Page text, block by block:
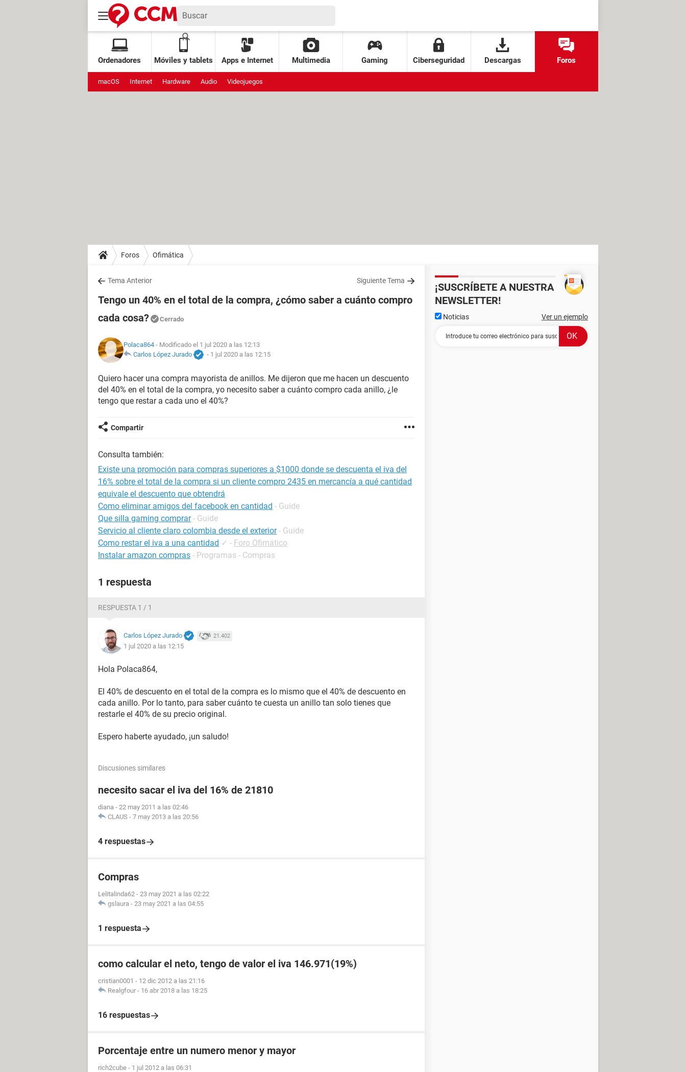
Ordenadores Móviles y tablets Apps e Internet Multimedia Gaming Ciberseguridad Descargas Foros
macOS Internet Hardware Audio Videojuegos
Foros Ofimática
Tema Anterior Siguiente Tema
Tengo un 40% en el total de la compra, ¿cómo saber a cuánto compro
cada cosa?
Cerrado
Polaca864 - Modificado el 1 jul 2020 a las 12:13
Carlos López Jurado
- 1 jul 2020 a las 12:15
Quiero hacer una compra mayorista de anillos. Me dijeron que me hacen un descuento
del 40% en el total de la compra, yo necesito saber a cuánto compro cada anillo, ¿le
tengo que restar a cada uno el 40%?
Compartir
Consulta también:
Existe una promoción para compras superiores a $1000 donde se descuenta el iva del
16% sobre el total de la compra si un cliente compro 2435 en mercancía a qué cantidad
equivale el descuento que obtendrá
Como eliminar amigos del facebook en cantidad - Guide
Que silla gaming comprar - Guide
Servicio al cliente claro colombia desde el exterior - Guide
Como restar el iva a una cantidad ✓ - Foro Ofimático
Instalar amazon compras - Programas - Compras
1 respuesta
RESPUESTA 1 / 1
Carlos López Jurado 21.402
1 jul 2020 a las 12:15
Hola Polaca864,
El 40% de descuento en el total de la compra es lo mismo que el 40% de descuento en
cada anillo. Por lo tanto, para saber cuánto te cuesta un anillo tan solo tienes que
restarle el 40% de su precio original.
Espero haberte ayudado, ¡un saludo!
Discusiones similares
necesito sacar el iva del 16% de 21810
diana - 22 may 2011 a las 02:46
CLAUS - 7 may 2013 a las 20:56
4 respuestas
Compras
Lelitalinda62 - 23 may 2021 a las 02:22
gslaura - 23 may 2021 a las 04:55
1 respuesta
como calcular el neto, tengo de valor el iva 146.971(19%)
cristian0001 - 12 dic 2012 a las 21:16
Realgfour - 16 abr 2018 a las 18:25
16 respuestas
Porcentaje entre un numero menor y mayor
rich2cube - 1 jul 2012 a las 06:31
¡SUSCRÍBETE A NUESTRA
NEWSLETTER!
Noticias Ver un ejemplo